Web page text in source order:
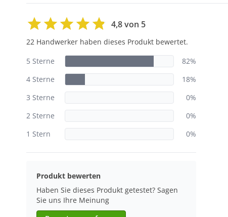
4,8 von 5
22 Handwerker haben dieses Produkt bewertet.
5 Sterne
82%
4 Sterne
18%
3 Sterne
0%
2 Sterne
0%
1 Stern
0%
Produkt bewerten
Haben Sie dieses Produkt getestet? Sagen
Sie uns Ihre Meinung